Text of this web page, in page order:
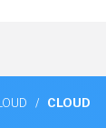
/ CLOUD